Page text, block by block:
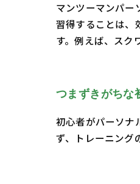
マンツーマンパー
習得することは、
す。例えば、スク
つまずきがちな
初心者がパーソナ
ず、トレーニング